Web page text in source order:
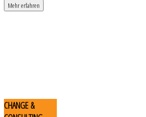
Mehr erfahren
CHANGE &